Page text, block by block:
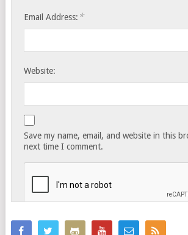
Email Address: *
Website:
Save my name, email, and website in this
next time I comment.